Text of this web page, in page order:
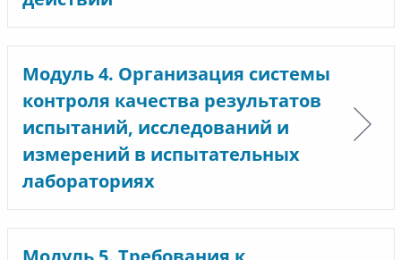
Модуль 4. Организация системы
контроля качества результатов
испытаний, исследований и
измерений в испытательных
лабораториях